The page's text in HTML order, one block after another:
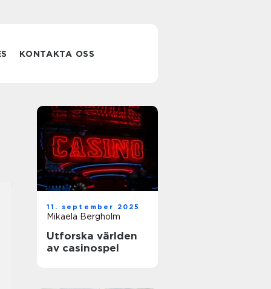
KONTAKTA OSS
11. september 2025
Mikaela Bergholm
Utforska världen
av casinospel